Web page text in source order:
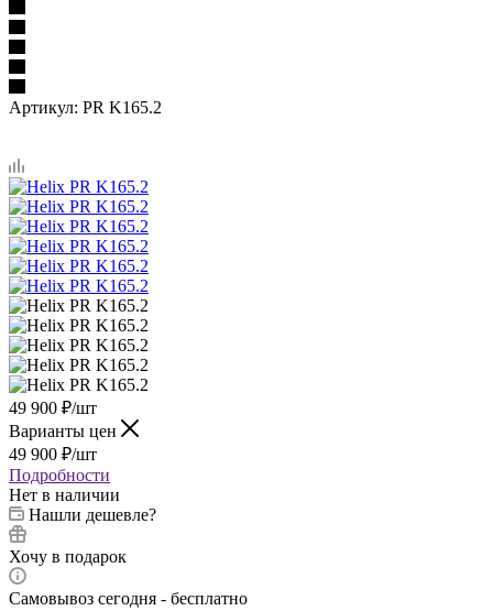
Артикул: PR K165.2
49 900 ₽/шт
Варианты цен
49 900 ₽/шт
Подробности
Нет в наличии
Нашли дешевле?
Хочу в подарок
Самовывоз сегодня - бесплатно